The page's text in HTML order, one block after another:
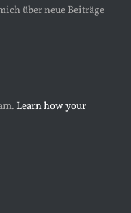
über neue Beiträge
Learn how your